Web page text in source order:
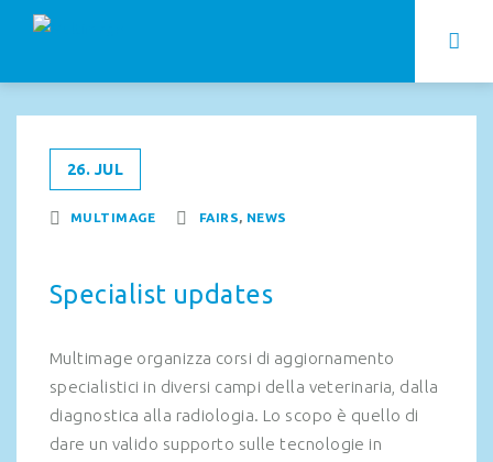
26. JUL
MULTIMAGE FAIRS, NEWS
Specialist updates
Multimage organizza corsi di aggiornamento
specialistici in diversi campi della veterinaria, dalla
diagnostica alla radiologia. Lo scopo è quello di
dare un valido supporto sulle tecnologie in